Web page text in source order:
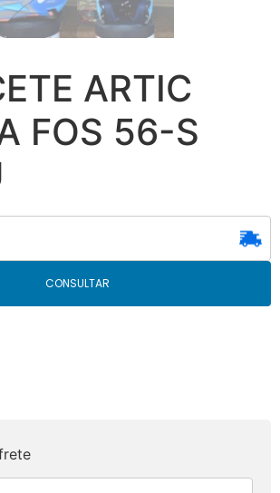
ARTIC
FOS 56-S
CONSULTAR